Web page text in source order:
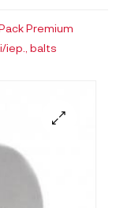
Premium
iep., balts